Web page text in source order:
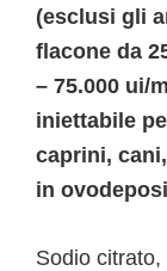
(esclusi gli
flacone da
– 75.000 ui/
iniettabile
caprini,
in
Sodio